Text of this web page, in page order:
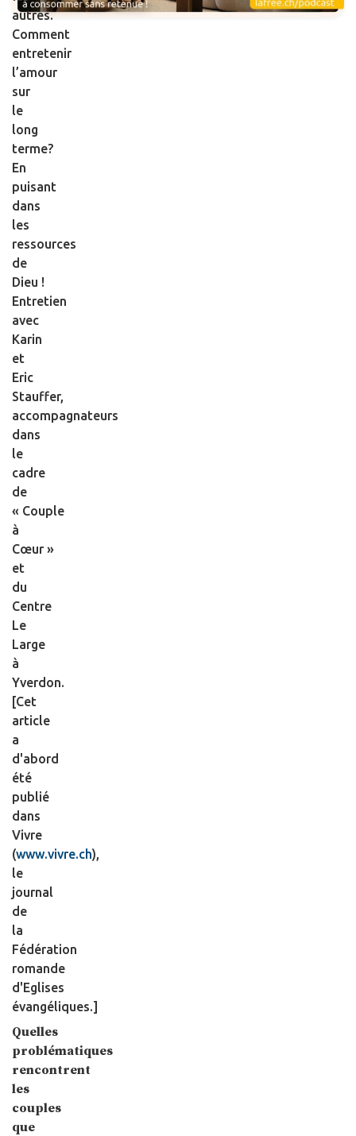
autres.
Comment
entretenir
l’amour
sur
le
long
terme?
En
puisant
dans
les
ressources
de
Dieu !
Entretien
avec
Karin
et
Eric
Stauffer,
accompagnateurs
dans
le
cadre
de
« Couple
à
Cœur »
et
du
Centre
Le
Large
à
Yverdon.
[Cet
article
a
d'abord
été
publié
dans
Vivre
(www.vivre.ch),
le
journal
de
la
Fédération
romande
d'Eglises
évangéliques.]
Quelles
problématiques
rencontrent
les
couples
que